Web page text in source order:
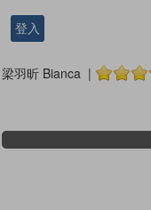
登入
梁羽昕 Bianca |